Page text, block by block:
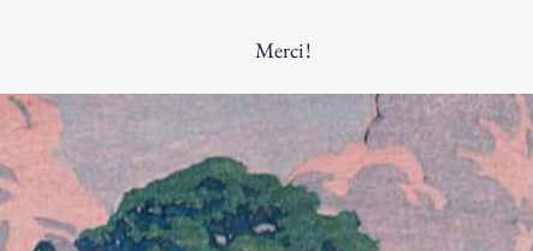
Merci !